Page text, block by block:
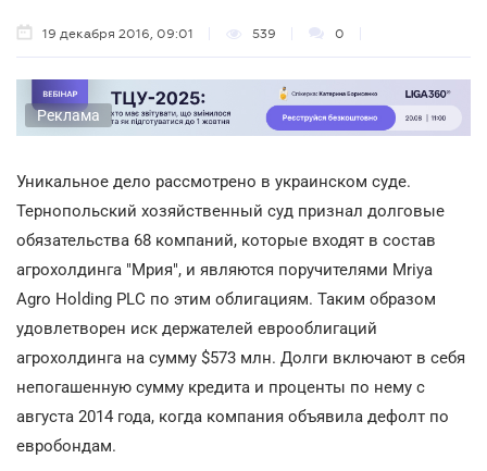
19 декабря 2016, 09:01 539 0
Реклама
Уникальное дело рассмотрено в украинском суде.
Тернопольский хозяйственный суд признал долговые
обязательства 68 компаний, которые входят в состав
агрохолдинга "Мрия", и являются поручителями Mriya
Agro Holding PLC по этим облигациям. Таким образом
удовлетворен иск держателей еврооблигаций
агрохолдинга на сумму $573 млн. Долги включают в себя
непогашенную сумму кредита и проценты по нему с
августа 2014 года, когда компания объявила дефолт по
евробондам.